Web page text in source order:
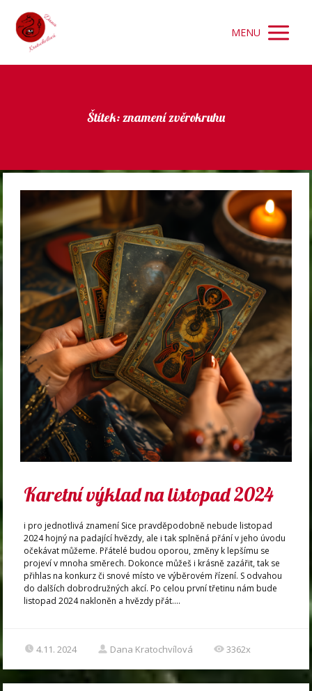
MENU
Štítek: znamení zvěrokruhu
Karetní výklad na listopad 2024
i pro jednotlivá znamení Sice pravděpodobně nebude listopad
2024 hojný na padající hvězdy, ale i tak splněná přání v jeho úvodu
očekávat můžeme. Přátelé budou oporou, změny k lepšímu se
projeví v mnoha směrech. Dokonce můžeš i krásně zazářit, tak se
přihlas na konkurz či snové místo ve výběrovém řízení. S odvahou
do dalších dobrodružných akcí. Po celou první třetinu nám bude
listopad 2024 nakloněn a hvězdy přát....
4.11. 2024 Dana Kratochvílová 3362x